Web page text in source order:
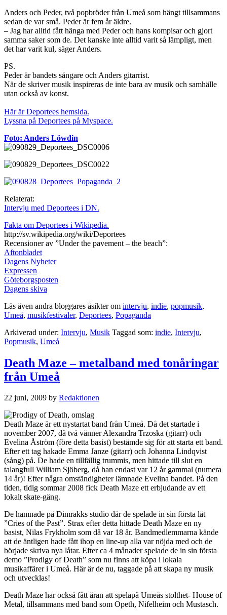
Anders och Peder, två popbröder från Umeå som hängt tillsammans
sedan de var små. Peder är fem år äldre.
– Jag har alltid fått hänga med Peder och hans kompisar och gjort
samma saker som de. Det kanske inte alltid varit så lämpligt, men
det har varit kul, säger Anders.
PS.
Peder är bandets sångare och Anders gitarrist.
När de skriver musik inspireras de inte bara av musik och samhälle
utan också av konst.
Här är Deportees hemsida.
Lyssna på Deportees på Myspace.
Foto: Anders Löwdin
Relaterat:
Intervju med Deportees i DN.
Fakta om Deportees i Wikipedia.
http://sv.wikipedia.org/wiki/Deportees
Recensioner av ”Under the pavement – the beach”:
Aftonbladet
Dagens Nyheter
Expressen
Göteborgsposten
Dagens skiva
Läs även andra bloggares åsikter om intervju, indie, popmusik,
Umeå, musikfestivaler, Deportees, Popaganda
Arkiverad under: Intervju, Musik Taggad som: indie, Intervju,
Popmusik, Umeå
Death Maze – metalband med tonåringar
från Umeå
22 juni, 2009 by Redaktionen
Death Maze är ett nystartat band från Umeå. Då det startade i
november 2007, då två vänner Alexandra Trzoska (gitarr) och
Evelina Åström (före detta basist) bestämde sig för att starta ett band.
Efter ett tag hakade Emma Janze (gitarr) och Johanna Lindqvist
(sång) på. De hade en tillfällig trummis, men hittade till slut en
talangfull William Sjöberg, då han endast var 12 år gammal (numera
14 år)! Efter några omständigheter lämnade Evelina bandet. På den
tiden, tidig sommar 2008 fick Death Maze ett erbjudande av ett
lokalt skate-gäng.
De hamnade på Dimrakks studio där de spelade in sin första låt
”Cries of the Past”. Strax efter detta hittade Death Maze en ny
basist, Nilas Frykholm som då var 18 år. Bandmedlemmarna kände
att de äntligen hade fått ihop en line-up alla var nöjda med och de
började skriva nya låtar. Efter ca 4 månader spelade de in sin första
demo ”Prodigy of Death” som nu finns att köpa i lokala
musikaffärer i Umeå. Här är de nu, taggade på att skapa ny musik
och utvecklas!
Death Maze har också fått äran att spelapå Umeås stolthet- House of
Metal, tillsammans med band som Opeth, Nifelheim och Mustasch.